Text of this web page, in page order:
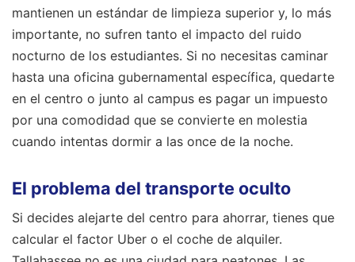
mantienen un estándar de limpieza superior y, lo más
importante, no sufren tanto el impacto del ruido
nocturno de los estudiantes. Si no necesitas caminar
hasta una oficina gubernamental específica, quedarte
en el centro o junto al campus es pagar un impuesto
por una comodidad que se convierte en molestia
cuando intentas dormir a las once de la noche.
El problema del transporte oculto
Si decides alejarte del centro para ahorrar, tienes que
calcular el factor Uber o el coche de alquiler.